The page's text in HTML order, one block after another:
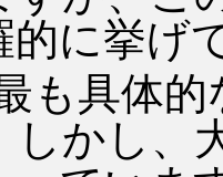
的に挙げ
も具体
しかし、